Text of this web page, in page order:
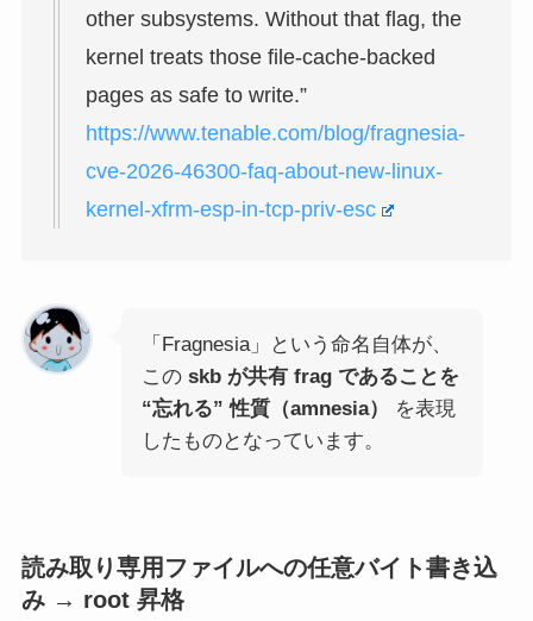
other subsystems. Without that flag, the
kernel treats those file-cache-backed
pages as safe to write.”
https://www.tenable.com/blog/fragnesia-
cve-2026-46300-faq-about-new-linux-
kernel-xfrm-esp-in-tcp-priv-esc
「Fragnesia」という命名自体が、
この skb が共有 frag であることを
“忘れる” 性質（amnesia）
を表現
したものとなっています。
読み取り専用ファイルへの任意バイト書き込
み → root 昇格